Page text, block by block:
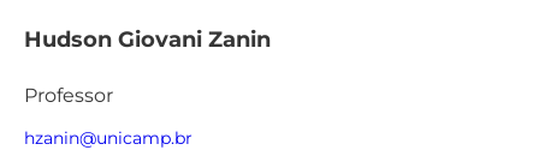
Hudson Giovani Zanin
Professor
hzanin@unicamp.br